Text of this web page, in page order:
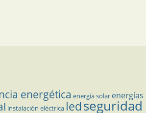
energética energía solar
instalación eléctrica led